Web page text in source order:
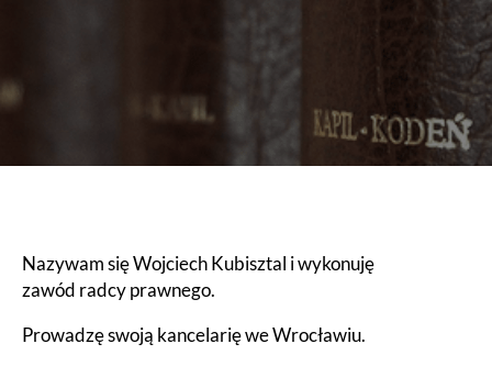
Nazywam się Wojciech Kubisztal i wykonuję
zawód radcy prawnego.
Prowadzę swoją kancelarię we Wrocławiu.